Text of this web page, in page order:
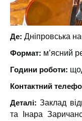
Де: Дніпровська
Формат: м’ясний
Години роботи:
Контактний
Деталі:Заклад
та Інара